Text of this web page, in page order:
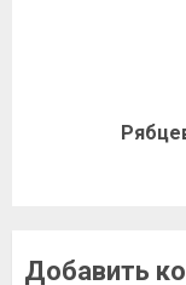
Добавить